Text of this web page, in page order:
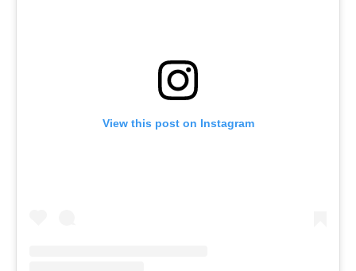
View this post on Instagram